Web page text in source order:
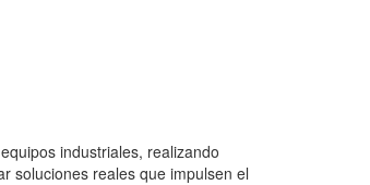
industriales, realizando
soluciones reales que impulsen el